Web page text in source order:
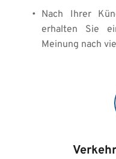
Nach Ihrer
erhalten Sie
Meinung nach